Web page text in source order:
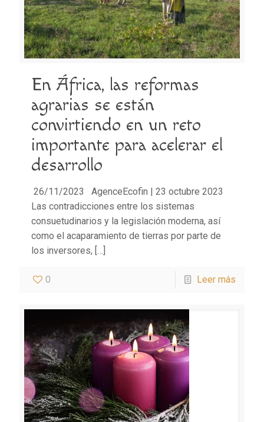
En África, las reformas
agrarias se están
convirtiendo en un reto
importante para acelerar el
desarrollo
26/11/2023 AgenceEcofin | 23 octubre 2023
Las contradicciones entre los sistemas
consuetudinarios y la legislación moderna, así
como el acaparamiento de tierras por parte de
los inversores, […]
0 Leer más